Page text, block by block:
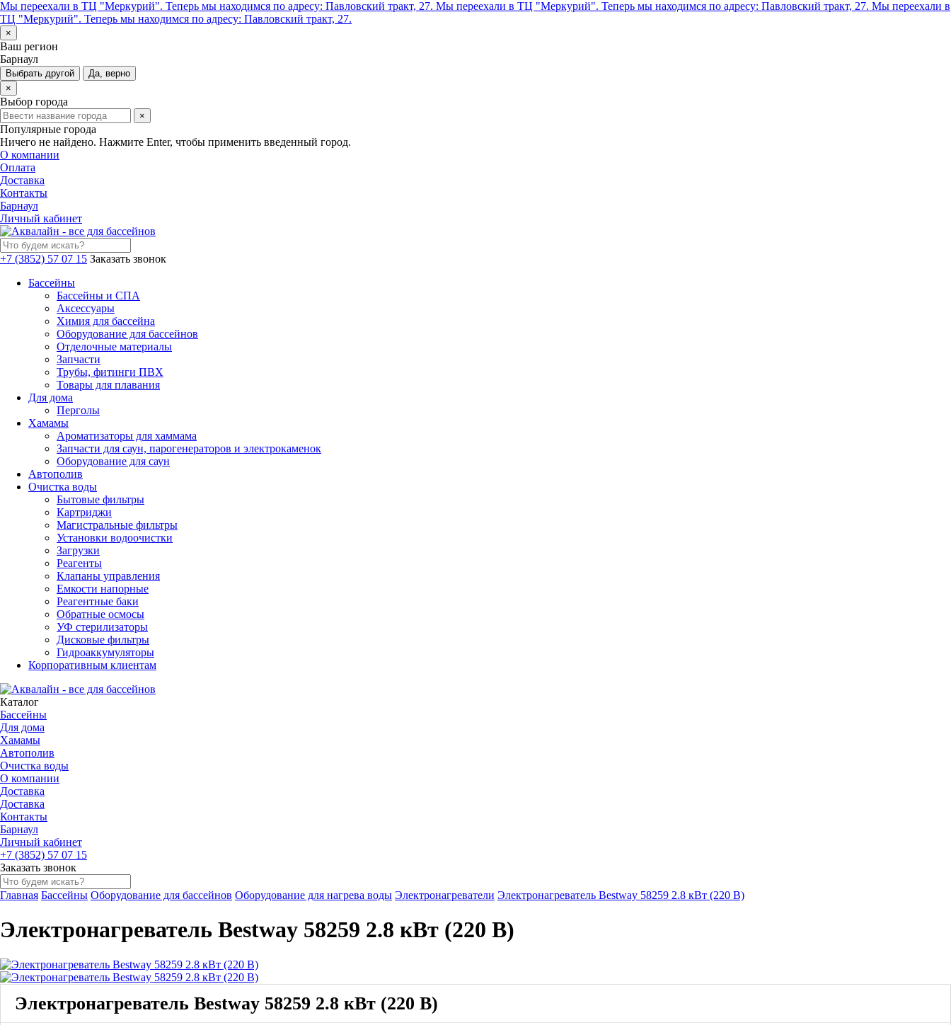
Мы переехали в ТЦ "Меркурий". Теперь мы находимся по адресу: Павловский тракт, 27. Мы переехали в ТЦ "Меркурий". Теперь мы находимся по адресу: Павловский тракт, 27. Мы переехали в
ТЦ "Меркурий". Теперь мы находимся по адресу: Павловский тракт, 27.
×
Ваш регион
Барнаул
Выбрать другой
Да, верно
×
Выбор города
×
Популярные города
Ничего не найдено. Нажмите Enter, чтобы применить введенный город.
О компании
Оплата
Доставка
Контакты
Барнаул
Личный кабинет
+7 (3852) 57 07 15 Заказать звонок
Бассейны
Бассейны и СПА
Аксессуары
Химия для бассейна
Оборудование для бассейнов
Отделочные материалы
Запчасти
Трубы, фитинги ПВХ
Товары для плавания
Для дома
Перголы
Хамамы
Ароматизаторы для хаммама
Запчасти для саун, парогенераторов и электрокаменок
Оборудование для саун
Автополив
Очистка воды
Бытовые фильтры
Картриджи
Магистральные фильтры
Установки водоочистки
Загрузки
Реагенты
Клапаны управления
Емкости напорные
Реагентные баки
Обратные осмосы
УФ стерилизаторы
Дисковые фильтры
Гидроаккумуляторы
Корпоративным клиентам
Каталог
Бассейны
Для дома
Хамамы
Автополив
Очистка воды
О компании
Доставка
Доставка
Контакты
Барнаул
Личный кабинет
+7 (3852) 57 07 15
Заказать звонок
Главная Бассейны Оборудование для бассейнов Оборудование для нагрева воды Электронагреватели Электронагреватель Bestway 58259 2.8 кВт (220 В)
Электронагреватель Bestway 58259 2.8 кВт (220 В)
Электронагреватель Bestway 58259 2.8 кВт (220 В)